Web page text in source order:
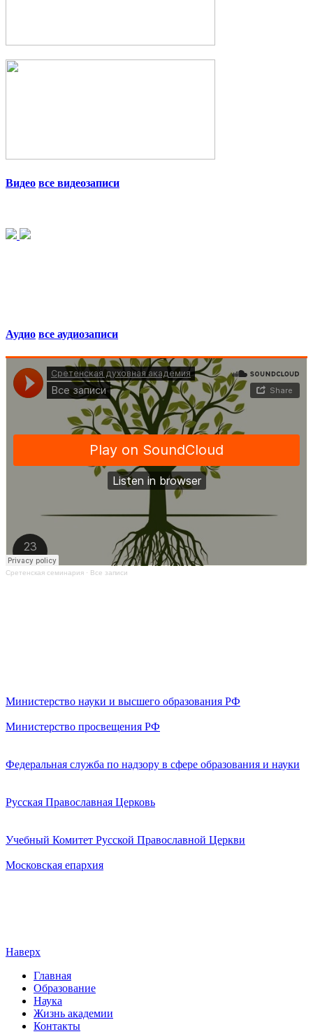
Видео все видеозаписи
Аудио все аудиозаписи
Сретенская семинария · Все записи
Министерство науки и высшего образования РФ
Министерство просвещения РФ
Федеральная служба по надзору в сфере образования и науки
Русская Православная Церковь
Учебный Комитет Русской Православной Церкви
Московская епархия
Наверх
Главная
Образование
Наука
Жизнь академии
Контакты